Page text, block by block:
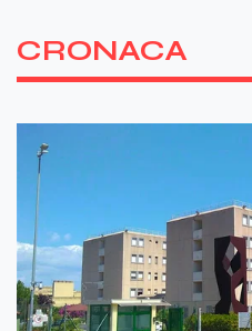
CRONACA